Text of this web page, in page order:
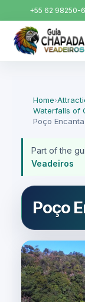
+55 62 98250-
Home›
Waterfalls of
Poço
Part of the
Veadeiros
Poço